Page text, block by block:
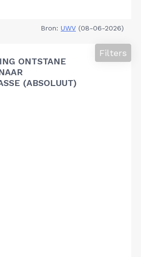
Bron: UWV (08-06-2026)
ONTSTANE
(ABSOLUUT)
Filters